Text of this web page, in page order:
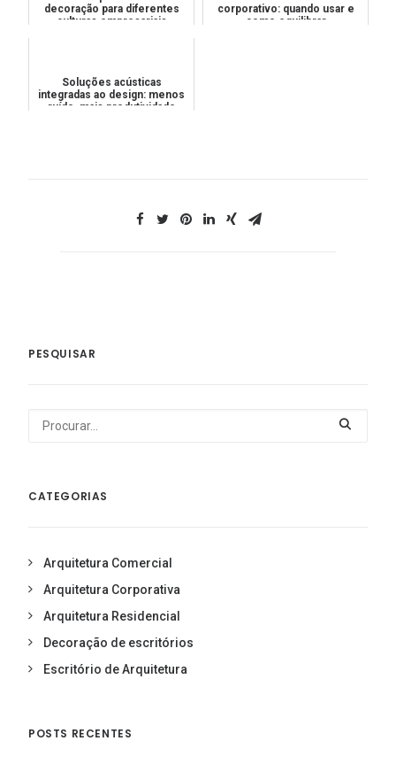
decoração para diferentes
culturas empresariais
corporativo: quando usar e
como equilibrar
Soluções acústicas
integradas ao design: menos
ruído, mais produtividade
PESQUISAR
CATEGORIAS
Arquitetura Comercial
Arquitetura Corporativa
Arquitetura Residencial
Decoração de escritórios
Escritório de Arquitetura
POSTS RECENTES